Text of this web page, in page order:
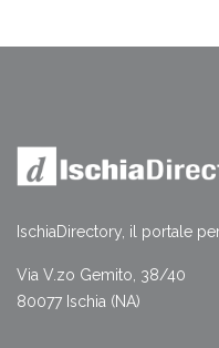
IschiaDirectory, il portale
Via V.zo Gemito, 38/40
80077 Ischia (NA)